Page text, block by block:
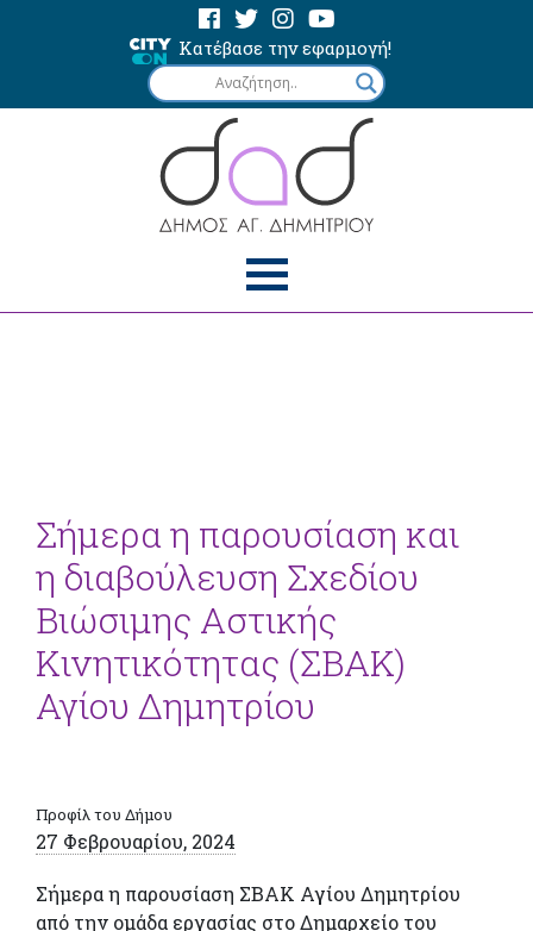
Κατέβασε την εφαρμογή!
Σήμερα η παρουσίαση και
η διαβούλευση Σχεδίου
Βιώσιμης Αστικής
Κινητικότητας (ΣΒΑΚ)
Αγίου Δημητρίου
Προφίλ του Δήμου
27 Φεβρουαρίου, 2024
Σήμερα η παρουσίαση ΣΒΑΚ Αγίου Δημητρίου
από την ομάδα εργασίας στο Δημαρχείο του